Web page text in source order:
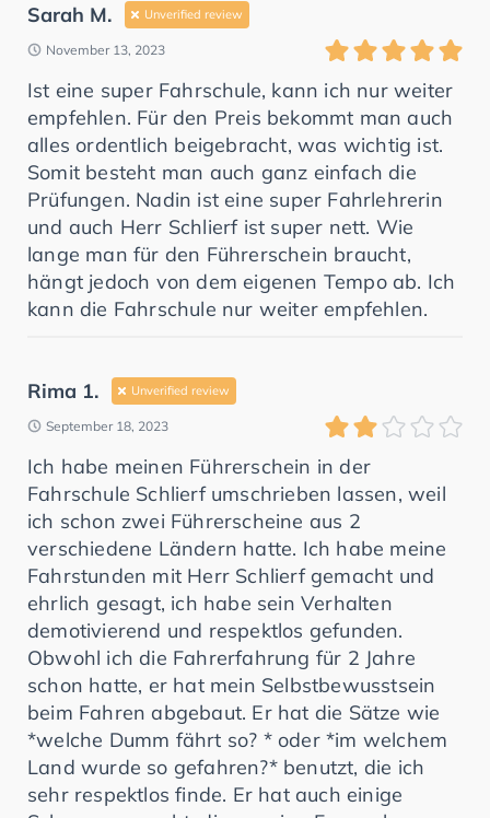
Sarah M. Unverified review
November 13, 2023
Ist eine super Fahrschule, kann ich nur weiter
empfehlen. Für den Preis bekommt man auch
alles ordentlich beigebracht, was wichtig ist.
Somit besteht man auch ganz einfach die
Prüfungen. Nadin ist eine super Fahrlehrerin
und auch Herr Schlierf ist super nett. Wie
lange man für den Führerschein braucht,
hängt jedoch von dem eigenen Tempo ab. Ich
kann die Fahrschule nur weiter empfehlen.
Rima 1. Unverified review
September 18, 2023
Ich habe meinen Führerschein in der
Fahrschule Schlierf umschrieben lassen, weil
ich schon zwei Führerscheine aus 2
verschiedene Ländern hatte. Ich habe meine
Fahrstunden mit Herr Schlierf gemacht und
ehrlich gesagt, ich habe sein Verhalten
demotivierend und respektlos gefunden.
Obwohl ich die Fahrerfahrung für 2 Jahre
schon hatte, er hat mein Selbstbewusstsein
beim Fahren abgebaut. Er hat die Sätze wie
*welche Dumm fährt so? * oder *im welchem
Land wurde so gefahren?* benutzt, die ich
sehr respektlos finde. Er hat auch einige